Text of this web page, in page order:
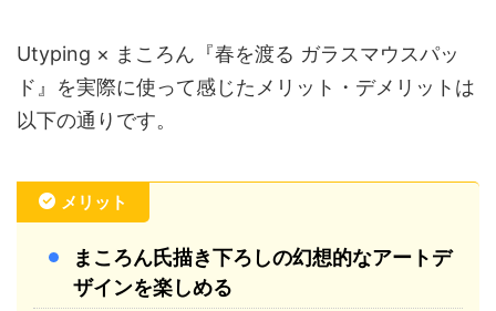
Utyping × まころん『春を渡る ガラスマウスパッ
ド』を実際に使って感じたメリット・デメリットは
以下の通りです。
メリット
まころん氏描き下ろしの幻想的なアートデ
ザインを楽しめる